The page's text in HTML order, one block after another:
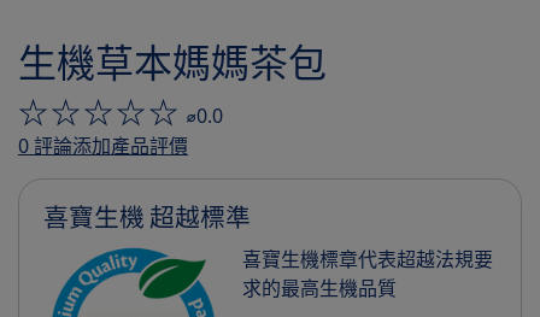
生機草本媽媽茶包
⌀0.0
0評論添加產品評價
喜寶生機 超越標準
喜寶生機標章代表超越法規要
求的最高生機品質